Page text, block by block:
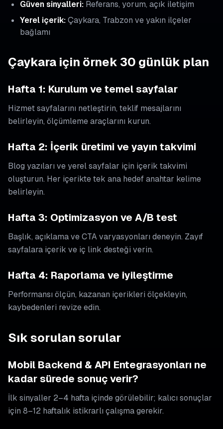
Güven sinyalleri: Referans, yorum, açık iletişim
Yerel içerik:Çaykara, Trabzon ve yakın ilçeler
bağlamı
Çaykara için örnek 30 günlük plan
Hafta 1: Kurulum ve temel sayfalar
Hizmet sayfalarını netleştirin, teklif mesajlarını
belirleyin, ölçümleme araçlarını kurun.
Hafta 2: İçerik üretimi ve yayın takvimi
Blog yazıları ve yerel sayfalar için içerik takvimi
oluşturun. Her içerikte tek ana hedef anahtar kelime
belirleyin.
Hafta 3: Optimizasyon ve A/B test
Başlık, açıklama ve CTA varyasyonları deneyin. Zayıf
sayfalara içerik ve iç link desteği verin.
Hafta 4: Raporlama ve iyileştirme
Performansı ölçün, kazanan içerikleri ölçekleyin,
kaybedenleri revize edin.
Sık sorulan sorular
Mobil Backend & API Entegrasyonları ne
kadar sürede sonuç verir?
İlk sinyaller 2–4 hafta içinde görülebilir; kalıcı sonuçlar
için 8–12 haftalık istikrarlı çalışma gerekir.